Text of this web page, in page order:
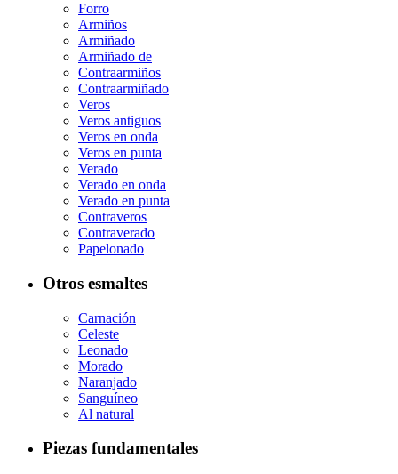
Forro
Armiños
Armiñado
Armiñado de
Contraarmiños
Contraarmiñado
Veros
Veros antiguos
Veros en onda
Veros en punta
Verado
Verado en onda
Verado en punta
Contraveros
Contraverado
Papelonado
Otros esmaltes
Carnación
Celeste
Leonado
Morado
Naranjado
Sanguíneo
Al natural
Piezas fundamentales